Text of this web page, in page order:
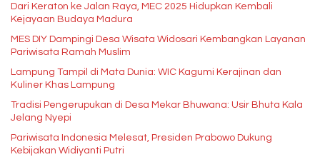
Dari Keraton ke Jalan Raya, MEC 2025 Hidupkan Kembali
Kejayaan Budaya Madura
MES DIY Dampingi Desa Wisata Widosari Kembangkan Layanan
Pariwisata Ramah Muslim
Lampung Tampil di Mata Dunia: WIC Kagumi Kerajinan dan
Kuliner Khas Lampung
Tradisi Pengerupukan di Desa Mekar Bhuwana: Usir Bhuta Kala
Jelang Nyepi
Pariwisata Indonesia Melesat, Presiden Prabowo Dukung
Kebijakan Widiyanti Putri